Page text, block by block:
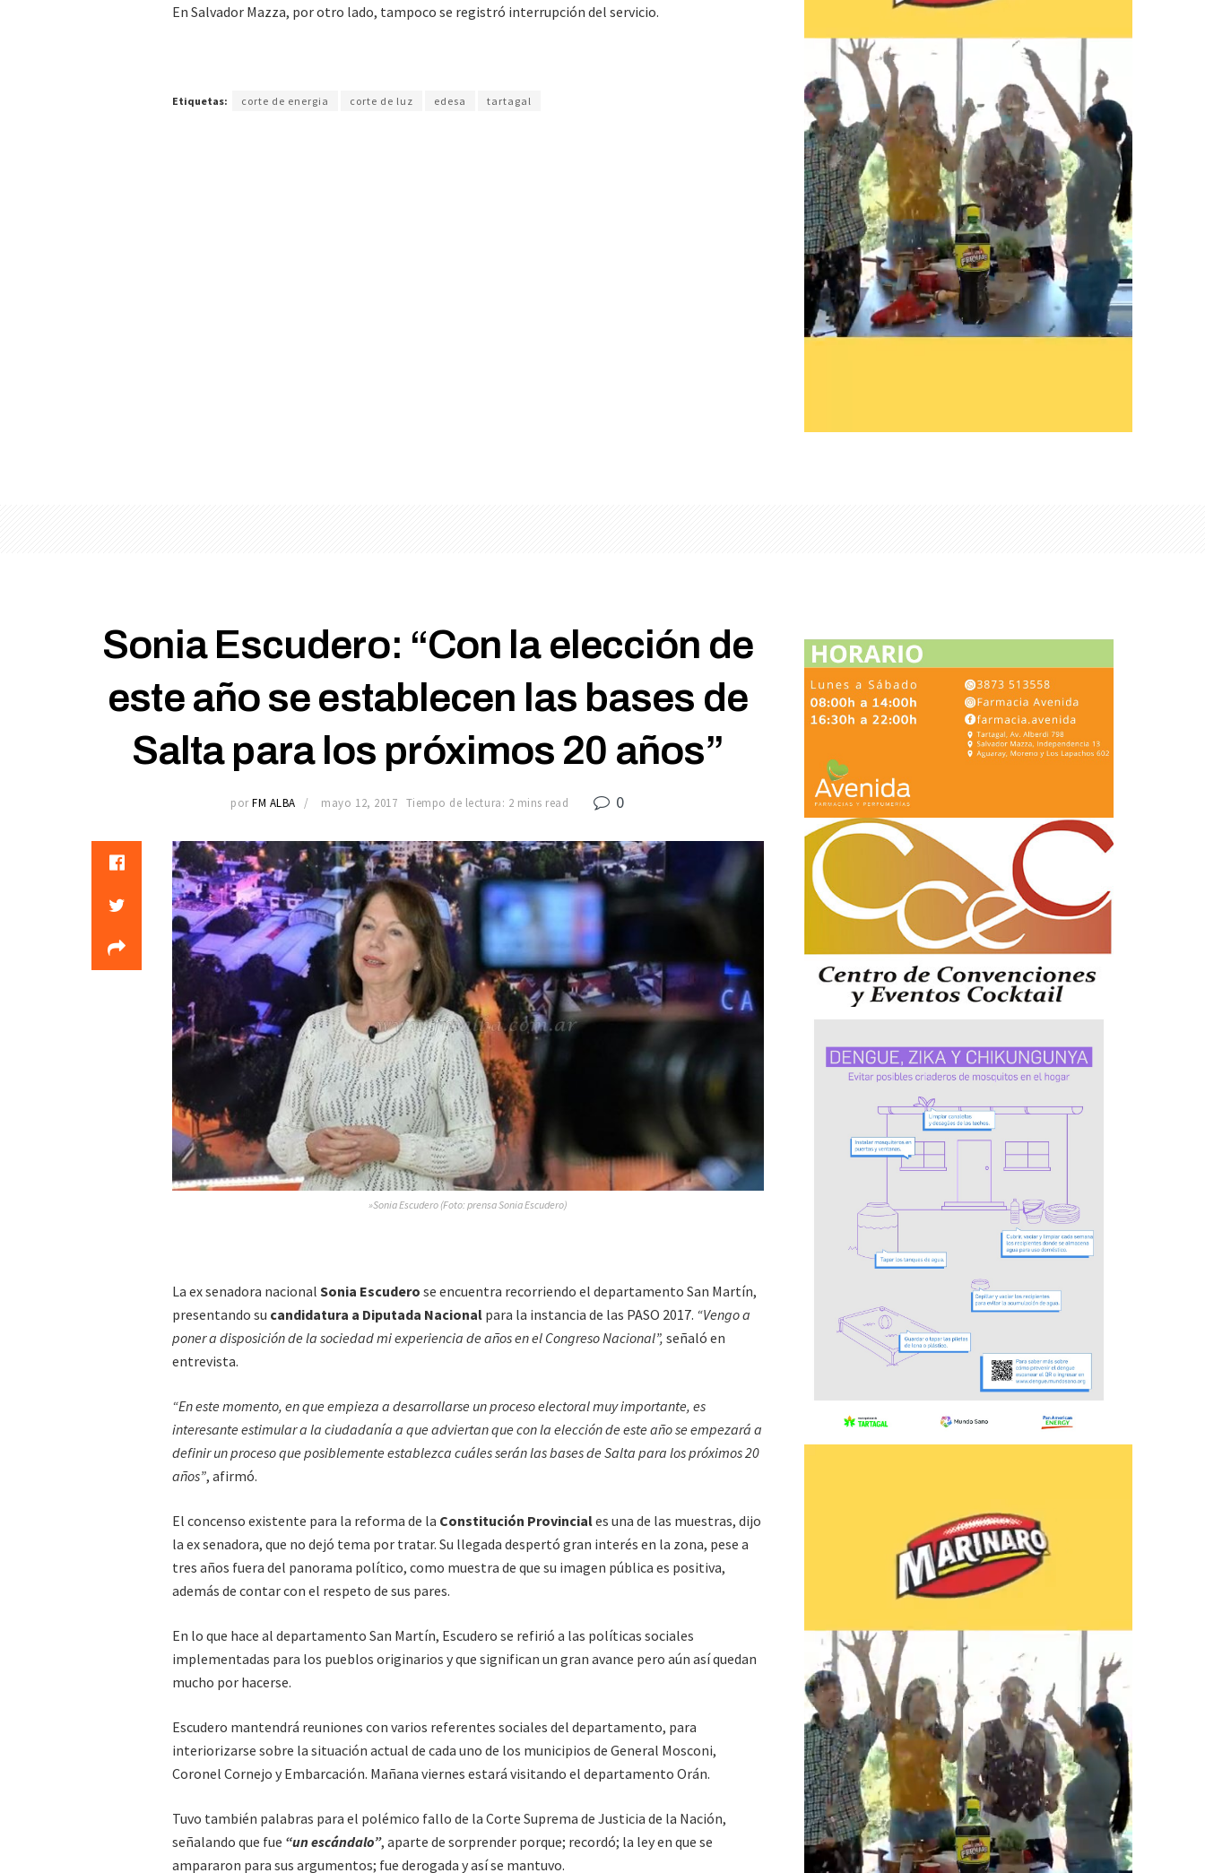
En Salvador Mazza, por otro lado, tampoco se registró interrupción del servicio.
Etiquetas: corte de energia corte de luz edesa tartagal
Sonia Escudero: “Con la elección de
este año se establecen las bases de
Salta para los próximos 20 años”
por FM ALBA mayo 12, 2017 Tiempo de lectura: 2 mins read 0
»Sonia Escudero (Foto: prensa Sonia Escudero)
La ex senadora nacional Sonia Escudero se encuentra recorriendo el departamento San Martín,
presentando su candidatura a Diputada Nacional para la instancia de las PASO 2017. “Vengo a
poner a disposición de la sociedad mi experiencia de años en el Congreso Nacional”, señaló en
entrevista.
“En este momento, en que empieza a desarrollarse un proceso electoral muy importante, es
interesante estimular a la ciudadanía a que adviertan que con la elección de este año se empezará a
definir un proceso que posiblemente establezca cuáles serán las bases de Salta para los próximos 20
años”, afirmó.
El concenso existente para la reforma de la Constitución Provinciales una de las muestras, dijo
la ex senadora, que no dejó tema por tratar. Su llegada despertó gran interés en la zona, pese a
tres años fuera del panorama político, como muestra de que su imagen pública es positiva,
además de contar con el respeto de sus pares.
En lo que hace al departamento San Martín, Escudero se refirió a las políticas sociales
implementadas para los pueblos originarios y que significan un gran avance pero aún así quedan
mucho por hacerse.
Escudero mantendrá reuniones con varios referentes sociales del departamento, para
interiorizarse sobre la situación actual de cada uno de los municipios de General Mosconi,
Coronel Cornejo y Embarcación. Mañana viernes estará visitando el departamento Orán.
Tuvo también palabras para el polémico fallo de la Corte Suprema de Justicia de la Nación,
señalando que fue “un escándalo”, aparte de sorprender porque; recordó; la ley en que se
ampararon para sus argumentos; fue derogada y así se mantuvo.